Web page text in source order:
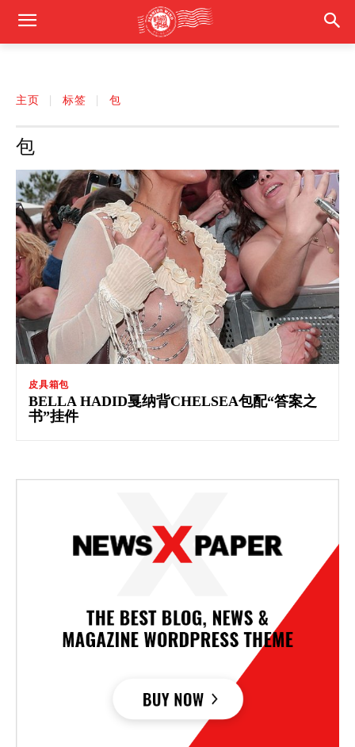
主页 标签 包
包
皮具箱包
BELLA HADID戛纳背CHELSEA包配“答案之
书”挂件